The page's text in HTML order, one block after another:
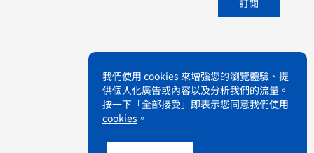
我們使用 cookies 來增強您的瀏覽體驗、提
供個人化廣告或內容以及分析我們的流量。
按一下「全部接受」即表示您同意我們使用
cookies 。